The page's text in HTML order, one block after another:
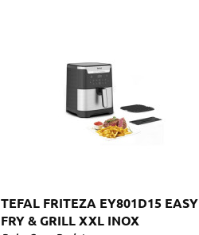
TEFAL FRITEZA EY801D15 EASY
FRY & GRILL XXL INOX